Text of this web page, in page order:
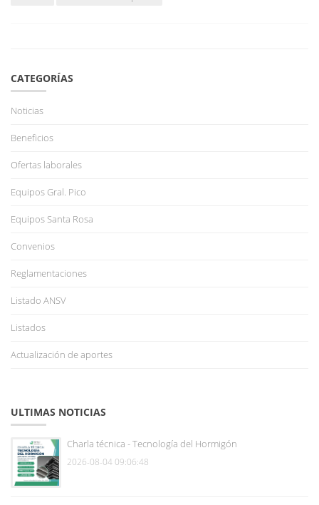
CATEGORÍAS
Noticias
Beneficios
Ofertas laborales
Equipos Gral. Pico
Equipos Santa Rosa
Convenios
Reglamentaciones
Listado ANSV
Listados
Actualización de aportes
ULTIMAS NOTICIAS
Charla técnica - Tecnología del Hormigón
2026-08-04 09:06:48